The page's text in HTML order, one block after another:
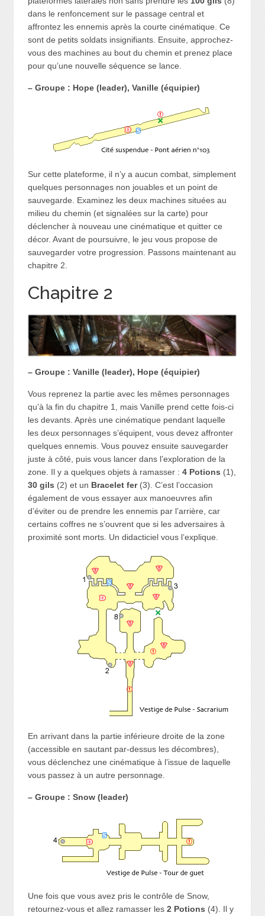
dans le renfoncement sur le passage central et
affrontez les ennemis après la courte cinématique. Ce
sont de petits soldats insignifiants. Ensuite, approchez-
vous des machines au bout du chemin et prenez place
pour qu’une nouvelle séquence se lance.
– Groupe : Hope (leader), Vanille (équipier)
Sur cette plateforme, il n’y a aucun combat, simplement
quelques personnages non jouables et un point de
sauvegarde. Examinez les deux machines situées au
milieu du chemin (et signalées sur la carte) pour
déclencher à nouveau une cinématique et quitter ce
décor. Avant de poursuivre, le jeu vous propose de
sauvegarder votre progression. Passons maintenant au
chapitre 2.
Chapitre 2
– Groupe : Vanille (leader), Hope (équipier)
Vous reprenez la partie avec les mêmes personnages
qu’à la fin du chapitre 1, mais Vanille prend cette fois-ci
les devants. Après une cinématique pendant laquelle
les deux personnages s’équipent, vous devez affronter
quelques ennemis. Vous pouvez ensuite sauvegarder
juste à côté, puis vous lancer dans l’exploration de la
zone. Il y a quelques objets à ramasser : 4 Potions (1),
30 gils (2) et un Bracelet fer(3). C’est l’occasion
également de vous essayer aux manoeuvres afin
d’éviter ou de prendre les ennemis par l’arrière, car
certains coffres ne s’ouvrent que si les adversaires à
proximité sont morts. Un didacticiel vous l’explique.
En arrivant dans la partie inférieure droite de la zone
(accessible en sautant par-dessus les décombres),
vous déclenchez une cinématique à l’issue de laquelle
vous passez à un autre personnage.
– Groupe : Snow (leader)
Une fois que vous avez pris le contrôle de Snow,
retournez-vous et allez ramasser les 2 Potions (4). Il y